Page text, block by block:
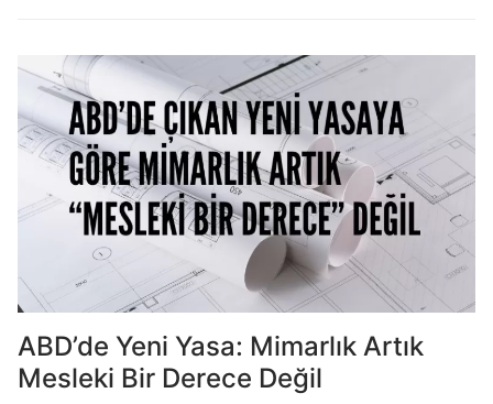
ABD’de Yeni Yasa: Mimarlık Artık
Mesleki Bir Derece Değil